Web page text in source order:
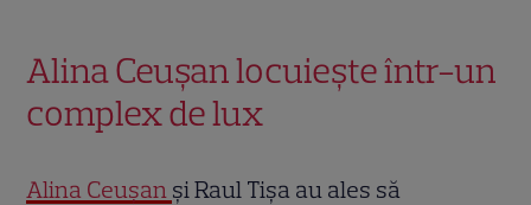
Alina Ceușan locuiește într-un
complex de lux
Alina Ceușan și Raul Tișa au ales să